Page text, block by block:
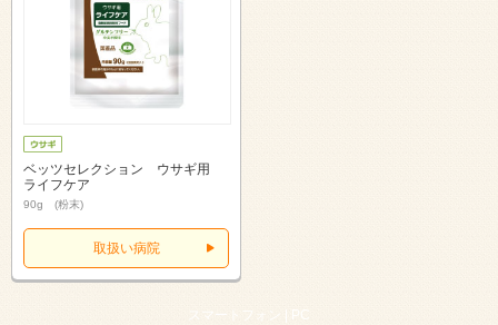
ベッツセレクション ウサギ用
ライフケア
90g (粉末)
取扱い病院
スマートフォン |